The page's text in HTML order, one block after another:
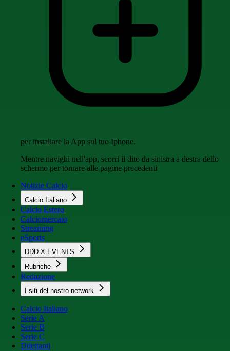
per installare la App sul tuo Iphone.
Mentre navighi nell'app, scorri il dito da sinistra a destra dello
schermo per tornare alle pagine precedenti
Notizie Calcio
Calcio Italiano
Calcio Estero
Calciomercato
Streaming
eSports
DDD X EVENTS
Rubriche
Redazione
I siti del nostro network
Calcio Italiano
Serie A
Serie B
Serie C
Dilettanti